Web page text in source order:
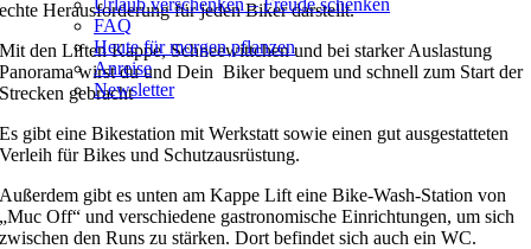
Urlaub verschenken – Freude schenken
FAQ
Heute für morgen pflanzen
Anreise
Newsletter
echte Herausforderung für jeden Biker darstellt.
Mit den Liften Kappe, Schneewittchen und bei starker Auslastung
Panorama wirst du und Dein Biker bequem und schnell zum Start der
Strecken gebracht
Es gibt eine Bikestation mit Werkstatt sowie einen gut ausgestatteten
Verleih für Bikes und Schutzausrüstung.
Außerdem gibt es unten am Kappe Lift eine Bike-Wash-Station von
„Muc Off“ und verschiedene gastronomische Einrichtungen, um sich
zwischen den Runs zu stärken. Dort befindet sich auch ein WC.